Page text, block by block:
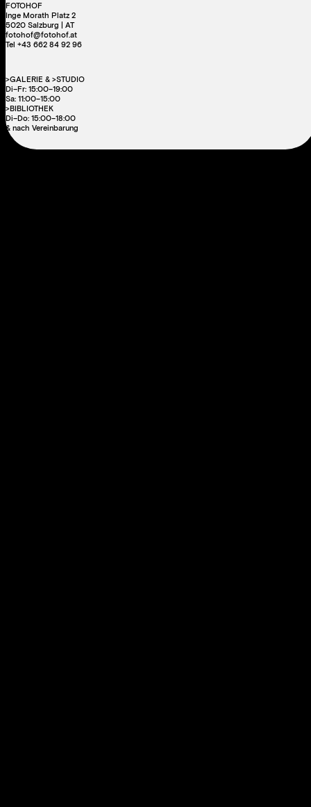
FOTOHOF
Inge Morath Platz 2
5020 Salzburg | AT
fotohof@fotohof.at
Tel +43 662 84 92 96
>GALERIE & >STUDIO
Di–Fr: 15:00–19:00
Sa: 11:00–15:00
>BIBLIOTHEK
Di–Do: 15:00–18:00
& nach Vereinbarung